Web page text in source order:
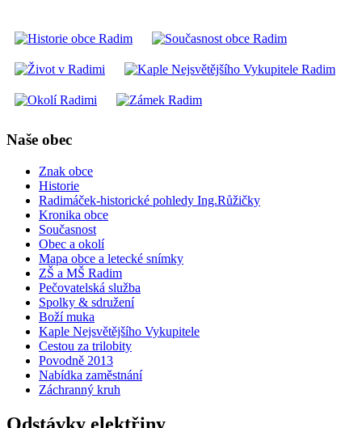
Naše obec
Znak obce
Historie
Radimáček-historické pohledy Ing.Růžičky
Kronika obce
Současnost
Obec a okolí
Mapa obce a letecké snímky
ZŠ a MŠ Radim
Pečovatelská služba
Spolky & sdružení
Boží muka
Kaple Nejsvětějšího Vykupitele
Cestou za trilobity
Povodně 2013
Nabídka zaměstnání
Záchranný kruh
Odstávky elektřiny